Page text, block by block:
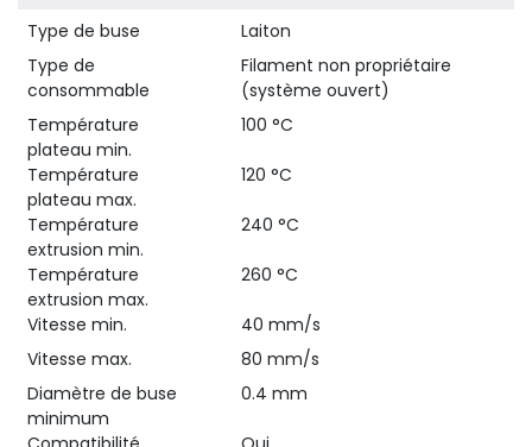
Type de buse
Laiton
Type de
consommable
Filament non propriétaire
(système ouvert)
Température
plateau min.
100 °C
Température
plateau max.
120 °C
Température
extrusion min.
240 °C
Température
extrusion max.
260 °C
Vitesse min.
40 mm/s
Vitesse max.
80 mm/s
Diamètre de buse
minimum
0.4 mm